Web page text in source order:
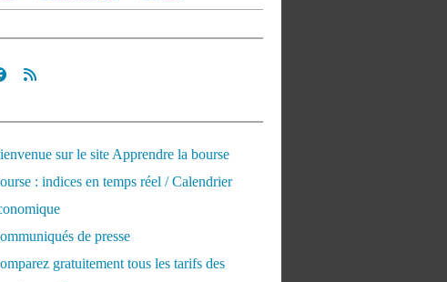
sur le site Apprendre la bourse
: indices en temps réel / Calendrier
de presse
gratuitement tous les tarifs des